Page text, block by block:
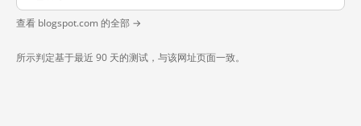
查看 blogspot.com 的全部 →
所示判定基于最近 90 天的测试，与该网址页面一致。